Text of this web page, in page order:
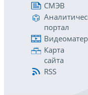
СМЭВ
портал
Карта
сайта
RSS